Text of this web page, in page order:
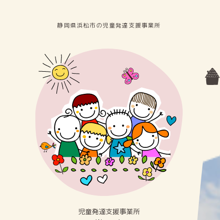
静岡県浜松市の児童発達⽀援事業所
児童発達⽀援事業所